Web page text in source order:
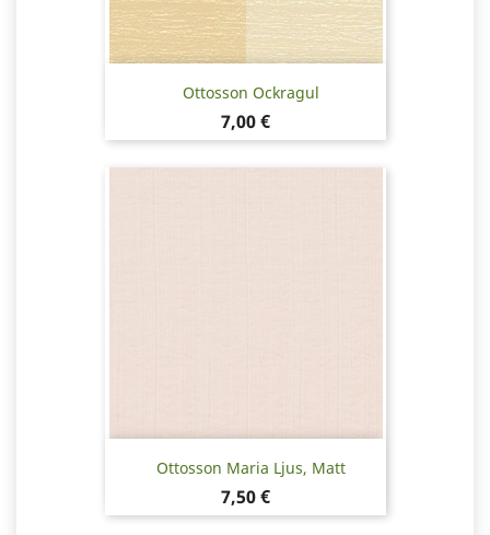
Ottosson Ockragul
Pris
7,00 €
Ottosson Maria Ljus, Matt
Pris
7,50 €